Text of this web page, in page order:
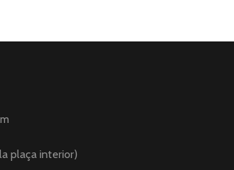
plaça interior)